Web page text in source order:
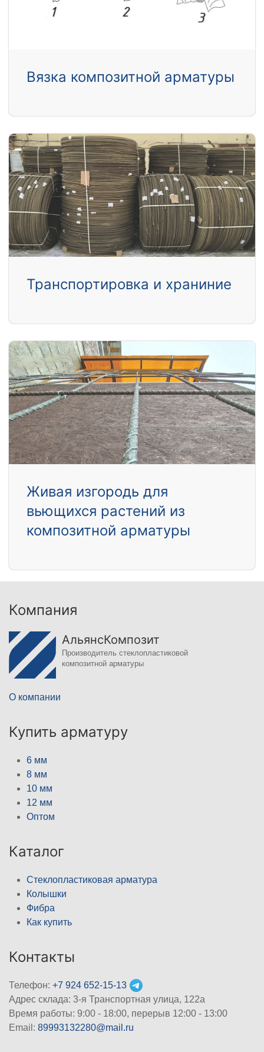
Вязка композитной арматуры
Транспортировка и храниние
Живая изгородь для
вьющихся растений из
композитной арматуры
Компания
АльянсКомпозит
Производитель стеклопластиковой
композитной арматуры
О компании
Купить арматуру
6 мм
8 мм
10 мм
12 мм
Оптом
Каталог
Стеклопластиковая арматура
Колышки
Фибра
Как купить
Контакты
Телефон: +7 924 652-15-13
Адрес склада: 3-я Транспортная улица, 122а
Время работы: 9:00 - 18:00, перерыв 12:00 - 13:00
Email: 89993132280@mail.ru